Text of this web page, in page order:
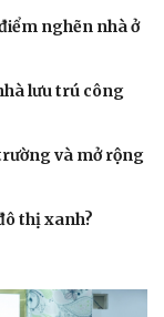
nghẽn nhà ở
lưu trú công
và mở rộng
thị xanh?